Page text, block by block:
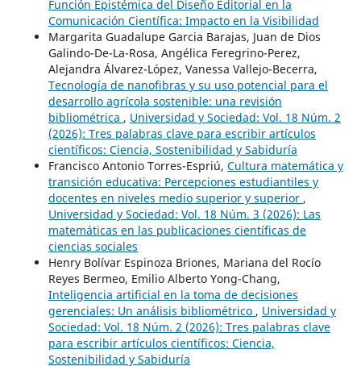
Función Epistémica del Diseño Editorial en la
Comunicación Científica: Impacto en la Visibilidad
Margarita Guadalupe Garcia Barajas, Juan de Dios
Galindo-De-La-Rosa, Angélica Feregrino-Perez,
Alejandra Álvarez-López, Vanessa Vallejo-Becerra,
Tecnología de nanofibras y su uso potencial para el
desarrollo agrícola sostenible: una revisión
bibliométrica , Universidad y Sociedad: Vol. 18 Núm. 2
(2026): Tres palabras clave para escribir artículos
científicos: Ciencia, Sostenibilidad y Sabiduría
Francisco Antonio Torres-Espriú, Cultura matemática y
transición educativa: Percepciones estudiantiles y
docentes en niveles medio superior y superior ,
Universidad y Sociedad: Vol. 18 Núm. 3 (2026): Las
matemáticas en las publicaciones científicas de
ciencias sociales
Henry Bolívar Espinoza Briones, Mariana del Rocío
Reyes Bermeo, Emilio Alberto Yong-Chang,
Inteligencia artificial en la toma de decisiones
gerenciales: Un análisis bibliométrico , Universidad y
Sociedad: Vol. 18 Núm. 2 (2026): Tres palabras clave
para escribir artículos científicos: Ciencia,
Sostenibilidad y Sabiduría